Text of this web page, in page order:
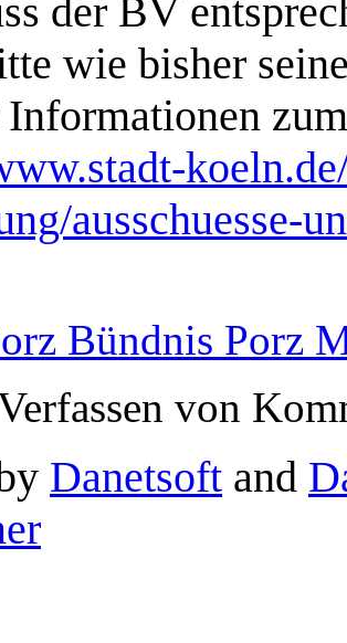
der BV
wie bisher
ausschuesse-
Bündnis Porz
von
Danetsoft and